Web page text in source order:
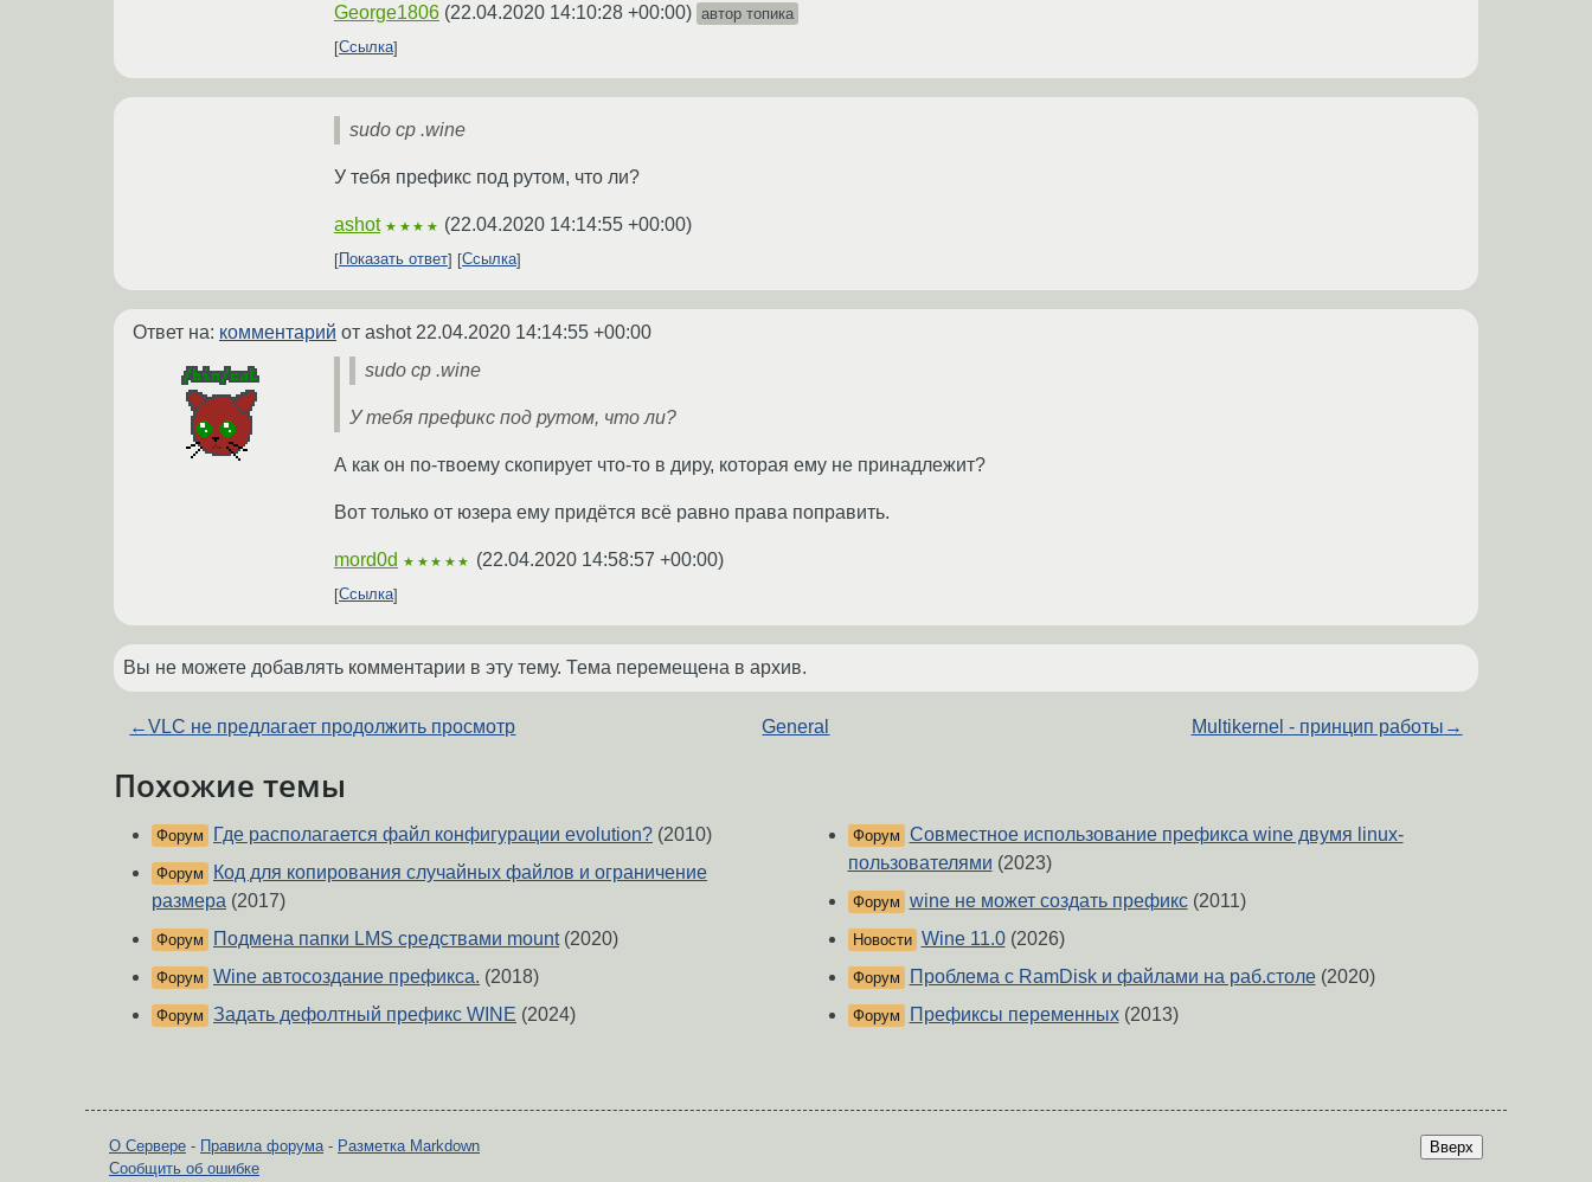
George1806 (22.04.2020 14:10:28 +00:00) автор топика
Ссылка
sudo cp .wine
У тебя префикс под рутом, что ли?
ashot ★★★★ (22.04.2020 14:14:55 +00:00)
Показать ответ Ссылка
Ответ на: комментарий от ashot 22.04.2020 14:14:55 +00:00
sudo cp .wine
У тебя префикс под рутом, что ли?
А как он по-твоему скопирует что-то в диру, которая ему не принадлежит?
Вот только от юзера ему придётся всё равно права поправить.
mord0d ★★★★★ (22.04.2020 14:58:57 +00:00)
Ссылка
Вы не можете добавлять комментарии в эту тему. Тема перемещена в архив.
←VLC не предлагает продолжить просмотр General Multikernel - принцип работы →
Похожие темы
Форум Где располагается файл конфигурации evolution? (2010)
Форум
Код для копирования случайных файлов и ограничение
размера (2017)
Форум Подмена папки LMS средствами mount(2020)
Форум Wine автосоздание префикса. (2018)
Форум Задать дефолтный префикс WINE (2024)
Форум Совместное использование префикса wine двумя linux-
пользователями (2023)
Форум wine не может создать префикс(2011)
Новости Wine 11.0(2026)
Форум Проблема с RamDisk и файлами на раб.столе(2020)
Форум Префиксы переменных(2013)
Вверх
О Сервере - Правила форума- Разметка Markdown
Сообщить об ошибке